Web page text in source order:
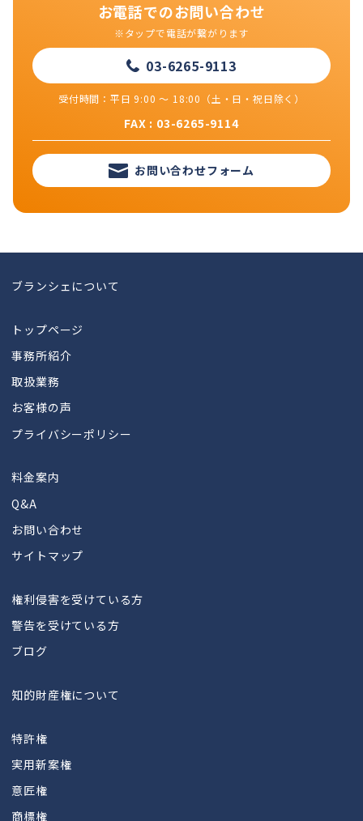
お電話でのお問い合わせ
※タップで電話が繋がります
受付時間：平日 9:00 ～ 18:00（土・日・祝日除く）
03-6265-9113
FAX : 03-6265-9114
お問い合わせフォーム
ブランシェについて
トップページ
事務所紹介
取扱業務
お客様の声
プライバシーポリシー
料金案内
Q&A
お問い合わせ
サイトマップ
権利侵害を受けている方
警告を受けている方
ブログ
知的財産権について
特許権
実用新案権
意匠権
商標権